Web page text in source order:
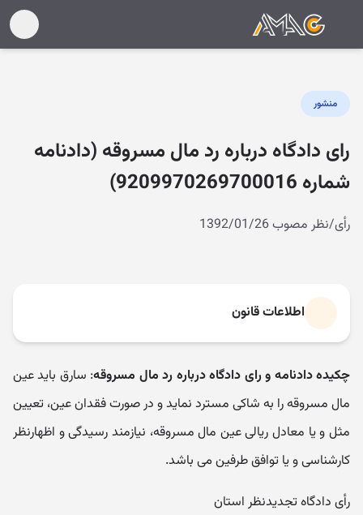
منشور
رای دادگاه درباره رد مال مسروقه (دادنامه
شماره 9209970269700016)
رأی/نظر مصوب 1392/01/26
اطلاعات قانون
چکیده دادنامه و رای دادگاه درباره رد مال مسروقه: سارق باید عین
مال مسروقه را به شاکی مسترد نماید و در صورت فقدان عین، تعیین
مثل و یا معادل ریالی عین مال مسروقه، نیازمند رسیدگی و اظهارنظر
کارشناسی و یا توافق طرفین می باشد.
رأی دادگاه تجدیدنظر استان